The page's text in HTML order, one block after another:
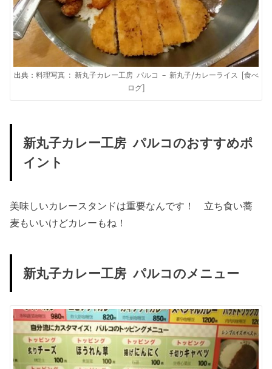
出典： 料理写真 : 新丸子カレー工房 パルコ – 新丸子/カレーライス [食べ
ログ]
新丸子カレー工房 パルコのおすすめポ
イント
美味しいカレースタンドは重要なんです！ 立ち食い蕎
麦もいいけどカレーもね！
新丸子カレー工房 パルコのメニュー